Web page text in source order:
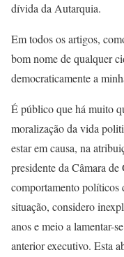
dívida da Autarquia.
Em todos os artigos,
bom nome de qualquer
democraticamente a
É público que há muito
moralização da vida
estar em causa, na
presidente da Câmara de
comportamento políticos
situação, considero
anos e meio a lamentar-
anterior executivo. Esta